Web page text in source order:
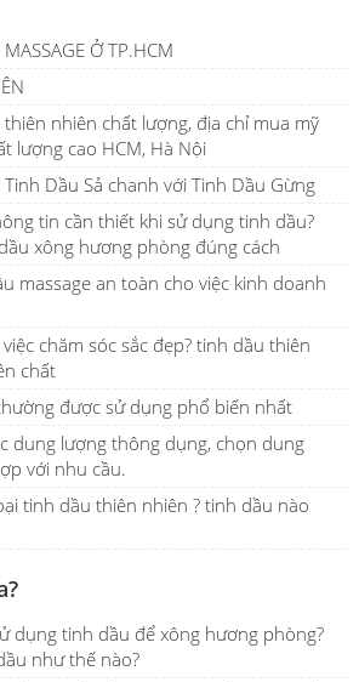
Ở TP.HCM
nhiên chất lượng, địa chỉ mua mỹ
lượng cao HCM, Hà Nội
Dầu Sả chanh với Tinh Dầu Gừng
tin cần thiết khi sử dụng tinh dầu?
xông hương phòng đúng cách
massage an toàn cho việc kinh doanh
chăm sóc sắc đẹp? tinh dầu thiên
chất
được sử dụng phổ biến nhất
dung lượng thông dụng, chọn dung
với nhu cầu.
tinh dầu thiên nhiên ? tinh dầu nào
dụng tinh dầu để xông hương phòng?
như thế nào?